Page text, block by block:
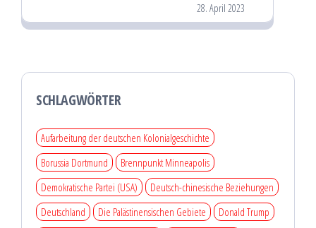
28. April 2023
SCHLAGWÖRTER
Aufarbeitung der deutschen Kolonialgeschichte
Borussia Dortmund
Brennpunkt Minneapolis
Demokratische Partei (USA)
Deutsch-chinesische Beziehungen
Deutschland
Die Palästinensischen Gebiete
Donald Trump